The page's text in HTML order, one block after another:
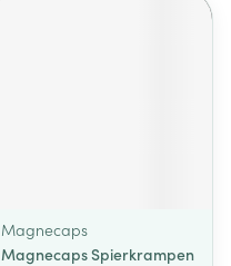
Magnecaps
Magnecaps Spierkrampen